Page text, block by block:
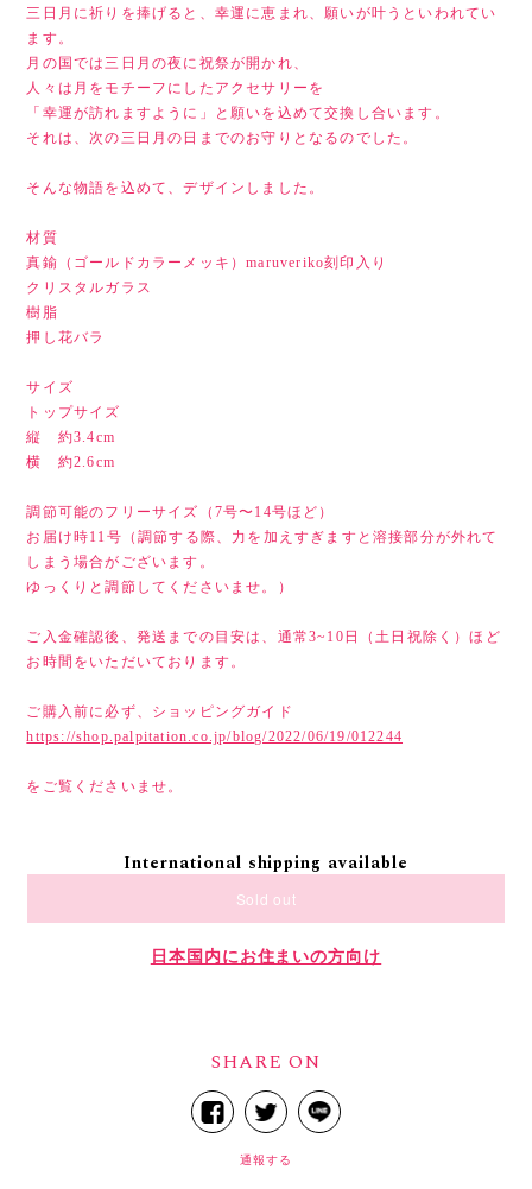
三日月に祈りを捧げると、幸運に恵まれ、願いが叶うといわれてい
ます。
月の国では三日月の夜に祝祭が開かれ、
人々は月をモチーフにしたアクセサリーを
「幸運が訪れますように」と願いを込めて交換し合います。
それは、次の三日月の日までのお守りとなるのでした。
そんな物語を込めて、デザインしました。
材質
真鍮（ゴールドカラーメッキ）maruveriko刻印入り
クリスタルガラス
樹脂
押し花バラ
サイズ
トップサイズ
縦 約3.4cm
横 約2.6cm
調節可能のフリーサイズ（7号〜14号ほど）
お届け時11号（調節する際、力を加えすぎますと溶接部分が外れて
しまう場合がございます。
ゆっくりと調節してくださいませ。）
ご入金確認後、発送までの目安は、通常3~10日（土日祝除く）ほど
お時間をいただいております。
ご購入前に必ず、ショッピングガイド
https://shop.palpitation.co.jp/blog/2022/06/19/012244
をご覧くださいませ。
International shipping available
Sold out
日本国内にお住まいの方向け
SHARE ON
通報する